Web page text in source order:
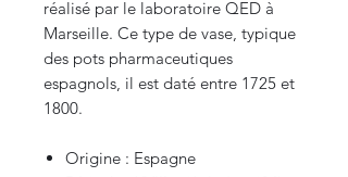
réalisé par le laboratoire QED à
Marseille. Ce type de vase, typique
des pots pharmaceutiques
espagnols, il est daté entre 1725 et
1800.
Origine : Espagne